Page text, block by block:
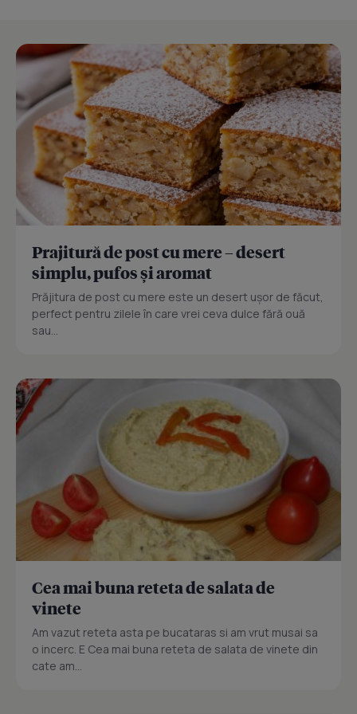
Prajitură de post cu mere – desert
simplu, pufos și aromat
Prăjitura de post cu mere este un desert ușor de făcut,
perfect pentru zilele în care vrei ceva dulce fără ouă
sau...
Cea mai buna reteta de salata de
vinete
Am vazut reteta asta pe bucataras si am vrut musai sa
o incerc. E Cea mai buna reteta de salata de vinete din
cate am...